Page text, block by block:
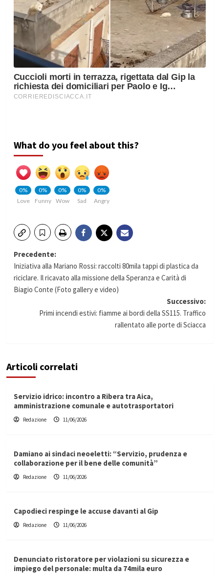
What do you feel about this?
0%
Love
0%
Funny
0%
Wow
0%
Sad
0%
Angry
Navigazione
articolo
Precedente:
Iniziativa alla Mariano Rossi: raccolti 80mila tappi di plastica da
riciclare. Il ricavato alla missione della Speranza e Carità di
Biagio Conte (Foto gallery e video)
Successivo:
Primi incendi estivi: fiamme ai bordi della SS115. Traffico
rallentato alle porte di Sciacca
Articoli correlati
Servizio idrico: incontro a Ribera tra Aica,
amministrazione comunale e autotrasportatori
Redazione 11/06/2026
Damiano ai sindaci neoeletti: “Servizio, prudenza e
collaborazione per il bene delle comunità”
Redazione 11/06/2026
Capodieci respinge le accuse davanti al Gip
Redazione 11/06/2026
Denunciato ristoratore per violazioni su sicurezza e
impiego del personale: multa da 74mila euro